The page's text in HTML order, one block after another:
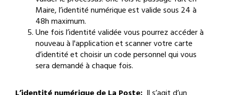
Maire, l’identité numérique est valide sous 24 à
48h maximum.
Une fois l’identité validée vous pourrez accéder à
nouveau à l'application et scanner votre carte
d’identité et choisir un code personnel qui vous
sera demandé à chaque fois.